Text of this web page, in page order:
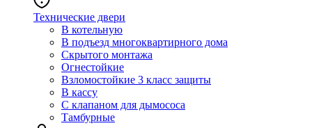
Технические двери
В котельную
В подъезд многоквартирного дома
Скрытого монтажа
Огнестойкие
Взломостойкие 3 класс защиты
В кассу
С клапаном для дымососа
Тамбурные